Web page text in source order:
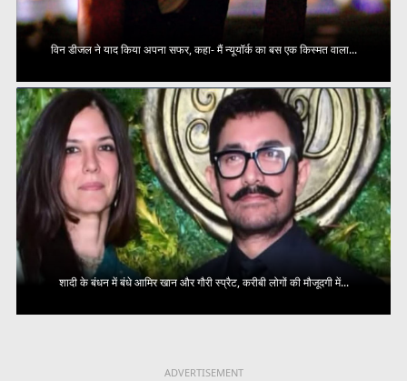
विन डीजल ने याद किया अपना सफर, कहा- मैं न्यूयॉर्क का बस एक किस्मत वाला...
शादी के बंधन में बंधे आमिर खान और गौरी स्प्रैट, करीबी लोगों की मौजूदगी में...
ADVERTISEMENT